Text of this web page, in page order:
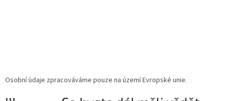
Osobní údaje zpracováváme pouze na území Evropské unie.